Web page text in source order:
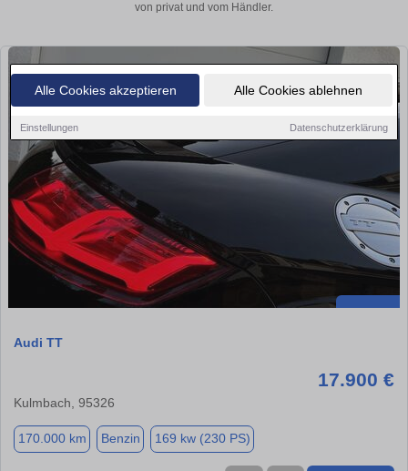
Alle Cookies akzeptieren Alle Cookies ablehnen
Einstellungen Datenschutzerklärung
von privat und vom Händler.
Audi TT
17.900 €
Kulmbach, 95326
170.000 km Benzin 169 kw (230 PS)